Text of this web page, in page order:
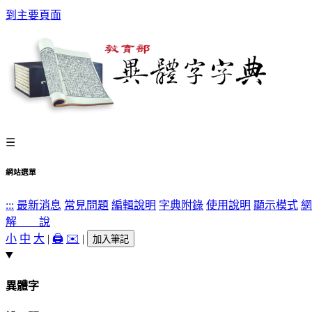
到主要頁面
☰
網站選單
::: 最新消息 常見問題 編輯說明 字典附錄 使用說明 顯示模式
解 說
小 中 大 | 🖨️ ✉️ | 加入筆記
異體字